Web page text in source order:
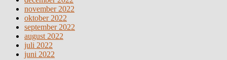
november 2022
oktober 2022
september 2022
august 2022
juli 2022
juni 2022